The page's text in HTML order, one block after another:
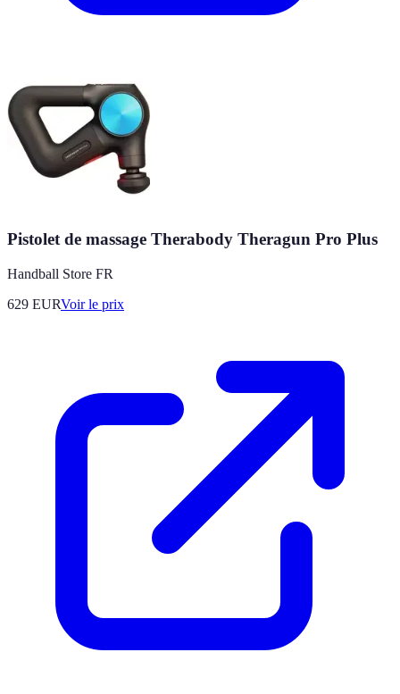
Pistolet de massage Therabody Theragun Pro Plus
Handball Store FR
629 EURVoir le prix